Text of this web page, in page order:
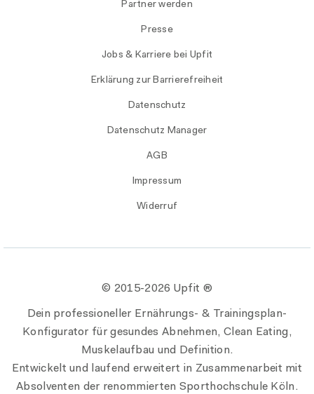
Partner werden
Presse
Jobs & Karriere bei Upfit
Erklärung zur Barrierefreiheit
Datenschutz
Datenschutz Manager
AGB
Impressum
Widerruf
© 2015-2026 Upfit ®
Dein professioneller Ernährungs- & Trainingsplan-
Konfigurator für gesundes Abnehmen, Clean Eating,
Muskelaufbau und Definition.
Entwickelt und laufend erweitert in Zusammenarbeit mit
Absolventen der renommierten Sporthochschule Köln.